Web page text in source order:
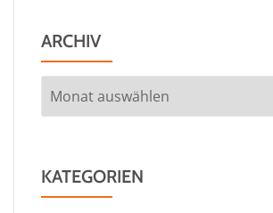
ARCHIV
Archiv
KATEGORIEN